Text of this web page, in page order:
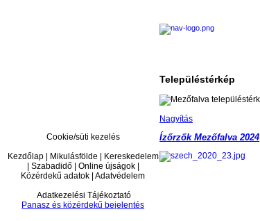
Településtérkép
Nagyítás
Ízőrzők Mezőfalva 2024
Cookie/süti kezelés
Kezdőlap | Mikulásfölde | Kereskedelem
| Szabadidő | Online újságok |
Közérdekű adatok | Adatvédelem
Adatkezelési Tájékoztató
Panasz és közérdekű bejelentés